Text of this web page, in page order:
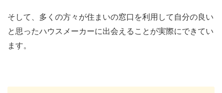
そして、多くの方々が住まいの窓口を利用して自分の良い
と思ったハウスメーカーに出会えることが実際にできてい
ます。